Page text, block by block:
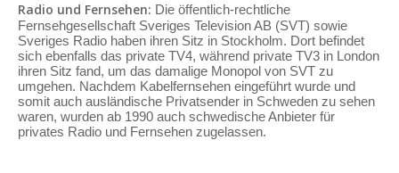
Radio und Fernsehen: Die öffentlich-rechtliche
Fernsehgesellschaft Sveriges Television AB (SVT) sowie
Sveriges Radio haben ihren Sitz in Stockholm. Dort befindet
sich ebenfalls das private TV4, während private TV3 in London
ihren Sitz fand, um das damalige Monopol von SVT zu
umgehen. Nachdem Kabelfernsehen eingeführt wurde und
somit auch ausländische Privatsender in Schweden zu sehen
waren, wurden ab 1990 auch schwedische Anbieter für
privates Radio und Fernsehen zugelassen.